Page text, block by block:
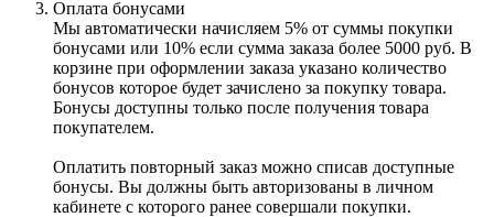
Оплата бонусами
Мы автоматически начисляем 5% от суммы покупки
бонусами или 10% если сумма заказа более 5000 руб. В
корзине при оформлении заказа указано количество
бонусов которое будет зачислено за покупку товара.
Бонусы доступны только после получения товара
покупателем.
Оплатить повторный заказ можно списав доступные
бонусы. Вы должны быть авторизованы в личном
кабинете с которого ранее совершали покупки.